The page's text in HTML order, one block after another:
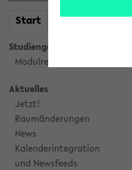
Start meineKVV
Studiengangsauswahl
Modulrecherche
Aktuelles
Jetzt!
Raumänderungen
News
Kalenderintegration
und Newsfeeds